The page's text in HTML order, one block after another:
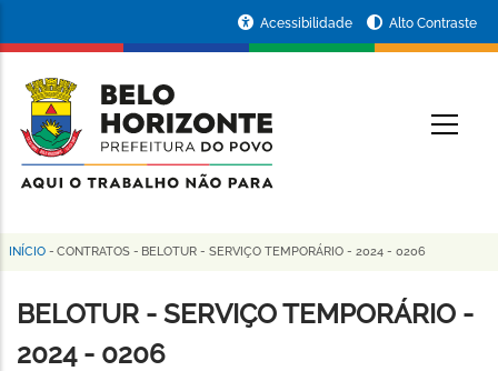
conteúdo
principal
da
Prefeitura
de
Horizonte
Acessibilidade Alto Contraste
Trilha
de
navegação
INÍCIO - CONTRATOS - BELOTUR - SERVIÇO TEMPORÁRIO - 2024 - 0206
BELOTUR - SERVIÇO TEMPORÁRIO -
2024 - 0206